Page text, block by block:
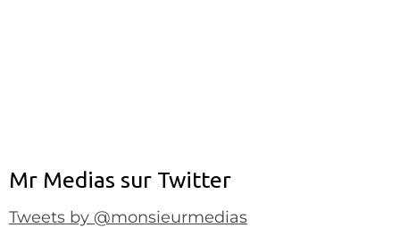
Mr Medias sur Twitter
Tweets by @monsieurmedias